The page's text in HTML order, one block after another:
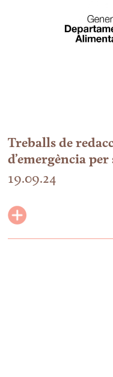
Treballs de
d’emergència per
19.09.24